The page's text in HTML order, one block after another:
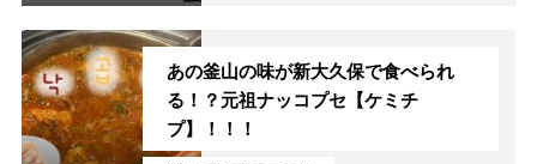
あの釜山の味が新大久保で食べられ
る！？元祖ナッコプセ【ケミチ
プ】！！！